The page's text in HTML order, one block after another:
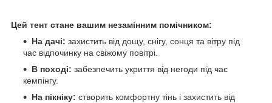
Цей тент стане вашим незамінним помічником:
На дачі: захистить від дощу, снігу, сонця та вітру під
час відпочинку на свіжому повітрі.
В поході: забезпечить укриття від негоди під час
кемпінгу.
На пікніку: створить комфортну тінь і захистить від